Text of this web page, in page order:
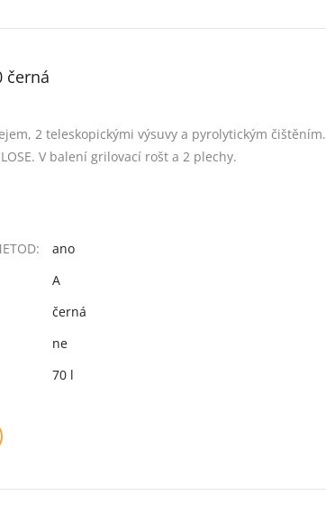
černá
29)
2 teleskopickými výsuvy a pyrolytickým čištěním.
V balení grilovací rošt a 2 plechy.
ano
A
černá
ne
70 l